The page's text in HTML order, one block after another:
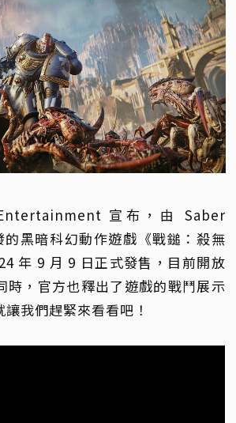
宣布，由 Saber
黑暗科幻動作遊戲《戰鎚：殺無
年 9 月 9 日正式發售，目前開放
時，官方也釋出了遊戲的戰鬥展示
我們趕緊來看看吧！